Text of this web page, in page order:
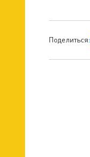
Поделиться: